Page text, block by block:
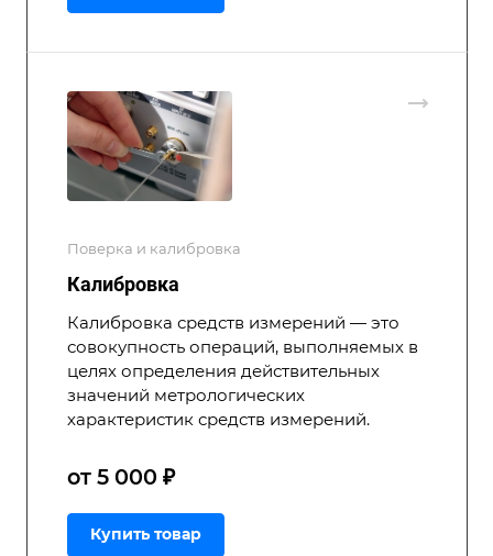
Поверка и калибровка
Калибровка
Калибровка средств измерений — это
совокупность операций, выполняемых в
целях определения действительных
значений метрологических
характеристик средств измерений.
от 5 000 ₽
Купить товар